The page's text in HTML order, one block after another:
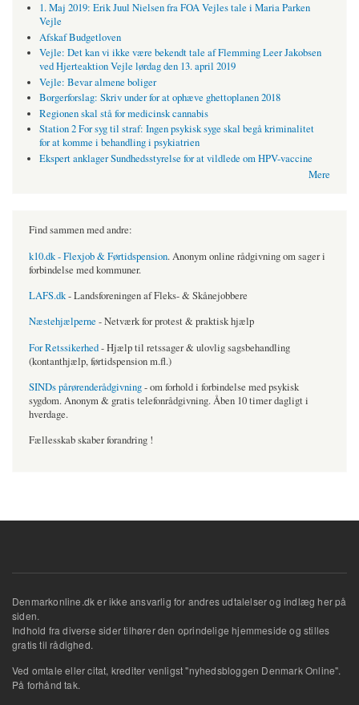
1. Maj 2019: Erik Juul Nielsen fra FOA Vejles tale i Maria Parken
Vejle
Afskaf Budgetloven
Vejle: Det kan vi ikke være bekendt tale af Flemming Leer Jakobsen
ved Hjerteaktion Vejle lørdag den 13. april 2019
Vejle: Bevar almene boliger
Borgerforslag: Skriv under for at ophæve ghettoplanen 2018
Regionen skal stå for medicinsk cannabis
Station 2 For syg til straf: Ingen psykisk syge skal begå kriminalitet
for at komme i behandling i psykiatrien
Ekspert anklager Sundhedsstyrelse for at vildlede om HPV-vaccine
Mere
Find sammen med andre:
k10.dk - Flexjob & Førtidspension. Anonym online rådgivning om sager i
forbindelse med kommuner.
LAFS.dk- Landsforeningen af Fleks- & Skånejobbere
Næstehjælperne - Netværk for protest & praktisk hjælp
For Retssikerhed- Hjælp til retssager & ulovlig sagsbehandling
(kontanthjælp, førtidspension m.fl.)
SINDs pårørenderådgivning- om forhold i forbindelse med psykisk
sygdom. Anonym & gratis telefonrådgivning. Åben 10 timer dagligt i
hverdage.
Fællesskab skaber forandring !
Denmarkonline.dk er ikke ansvarlig for andres udtalelser og indlæg her på
siden.
Indhold fra diverse sider tilhører den oprindelige hjemmeside og stilles
gratis til rådighed.
Ved omtale eller citat, krediter venligst "nyhedsbloggen Denmark Online".
På forhånd tak.